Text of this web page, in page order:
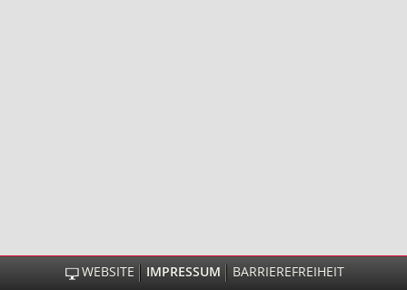
WEBSITE IMPRESSUM BARRIEREFREIHEIT